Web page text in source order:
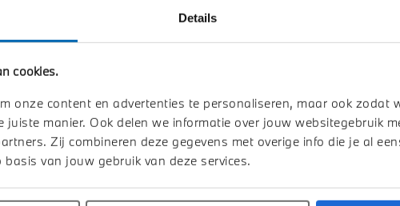
Details
cookies.
onze content en advertenties te personaliseren, maar ook zodat
juiste manier. Ook delen we informatie over jouw websitegebruik
Zij combineren deze gegevens met overige info die je al
van jouw gebruik van deze services.